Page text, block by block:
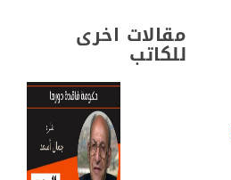
مقالات اخرى
للكاتب